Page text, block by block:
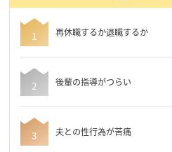
再休職するか退職するか
後輩の指導がつらい
夫との性行為が苦痛